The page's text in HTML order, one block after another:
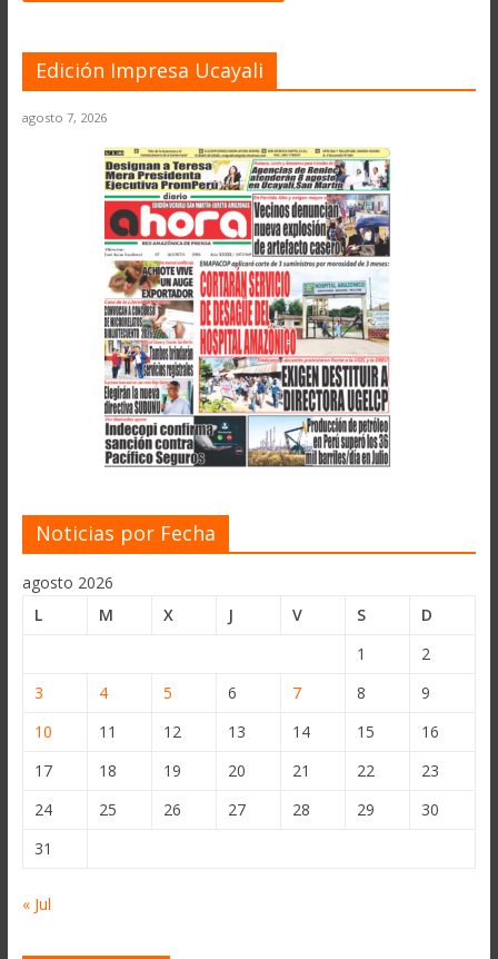
Edición Impresa Ucayali
agosto 7, 2026
Noticias por Fecha
agosto 2026
L
M X J V S
D
1
2
3
4 5 6 7 8
9
10
11 12 13 14 15
16
17
18 19 20 21 22
23
24
25 26 27 28 29
30
31
« Jul